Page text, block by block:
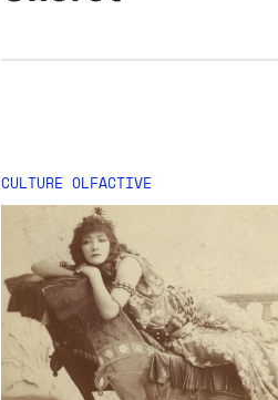
CULTURE OLFACTIVE